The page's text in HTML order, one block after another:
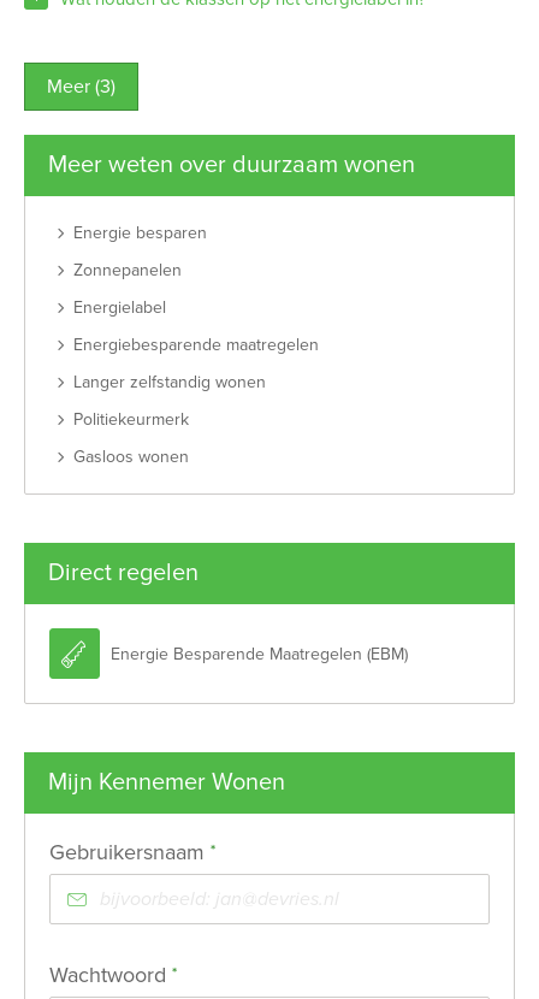
Meer (3)
Meer weten over duurzaam wonen
Energie besparen
Zonnepanelen
Energielabel
Energiebesparende maatregelen
Langer zelfstandig wonen
Politiekeurmerk
Gasloos wonen
Direct regelen
 Energie Besparende Maatregelen (EBM)
Mijn Kennemer Wonen
Gebruikersnaam *
Wachtwoord *